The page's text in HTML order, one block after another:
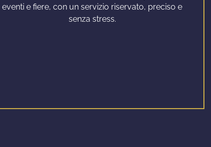
eventi e fiere, con un servizio riservato, preciso e
senza stress.